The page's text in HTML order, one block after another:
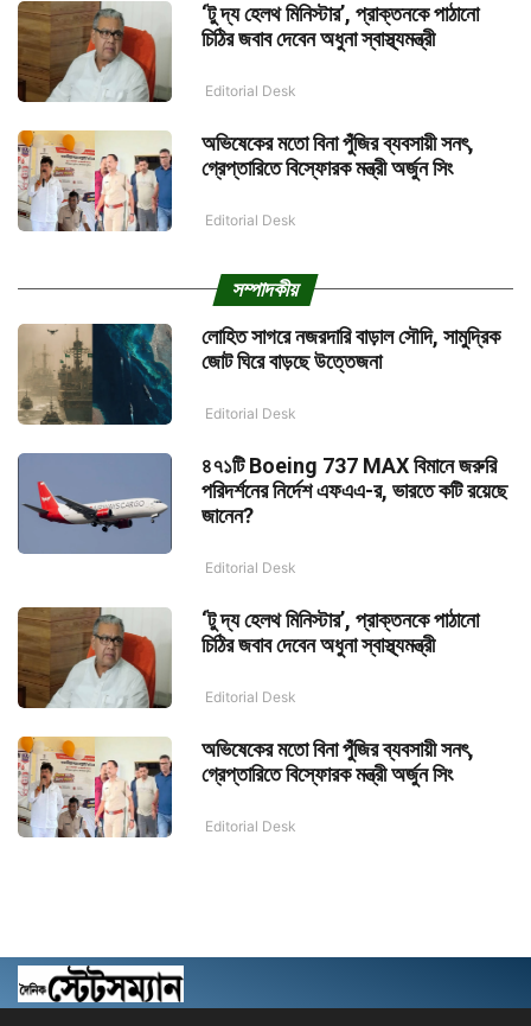
‘টু দ্য হেলথ মিনিস্টার’, প্রাক্তনকে পাঠানো
চিঠির জবাব দেবেন অধুনা স্বাস্থ্যমন্ত্রী
Editorial Desk
অভিষেকের মতো বিনা পুঁজির ব্যবসায়ী সনৎ,
গ্রেপ্তারিতে বিস্ফোরক মন্ত্রী অর্জুন সিং
Editorial Desk
সম্পাদকীয়
লোহিত সাগরে নজরদারি বাড়াল সৌদি, সামুদ্রিক
জোট ঘিরে বাড়ছে উত্তেজনা
Editorial Desk
৪৭১টি Boeing 737 MAX বিমানে জরুরি
পরিদর্শনের নির্দেশ এফএএ-র, ভারতে কটি রয়েছে
জানেন?
Editorial Desk
‘টু দ্য হেলথ মিনিস্টার’, প্রাক্তনকে পাঠানো
চিঠির জবাব দেবেন অধুনা স্বাস্থ্যমন্ত্রী
Editorial Desk
অভিষেকের মতো বিনা পুঁজির ব্যবসায়ী সনৎ,
গ্রেপ্তারিতে বিস্ফোরক মন্ত্রী অর্জুন সিং
Editorial Desk